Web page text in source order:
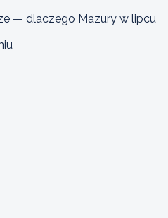
— dlaczego Mazury w lipcu